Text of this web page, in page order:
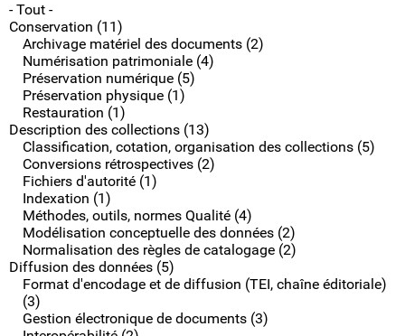
- Tout -
Conservation (11)
Archivage matériel des documents (2)
Numérisation patrimoniale (4)
Préservation numérique (5)
Préservation physique (1)
Restauration (1)
Description des collections (13)
Classification, cotation, organisation des collections (5)
Conversions rétrospectives (2)
Fichiers d'autorité (1)
Indexation (1)
Méthodes, outils, normes Qualité (4)
Modélisation conceptuelle des données (2)
Normalisation des règles de catalogage (2)
Diffusion des données (5)
Format d'encodage et de diffusion (TEI, chaîne éditoriale)
(3)
Gestion électronique de documents (3)